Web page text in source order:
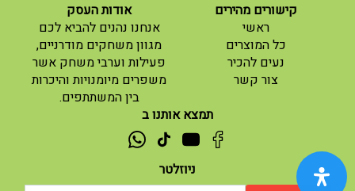
קישורים מהירים
ראשי
(current)
כל המוצרים
נעים להכיר
צור קשר
(current)
אודות העסק
אנחנו נהנים להביא לכם
מגוון משחקים מודרניים,
פעילות וערבי משחק אשר
משפרים מיומנויות והיכרות
בין המשתתפים.
תמצא אותנו ב
ניוזלטר